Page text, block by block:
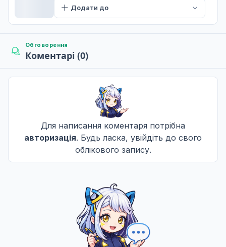
Додати до
Обговорення
Коментарі (0)
Для написання коментаря потрібна
авторизація. Будь ласка, увійдіть до свого
облікового запису.